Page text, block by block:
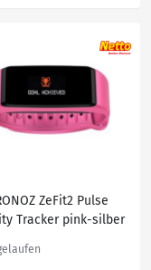
ZeFit2 Pulse
Tracker pink-silber